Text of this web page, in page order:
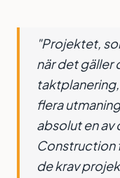
"Projektet,
när det gäller
flera
absolut en av
Construction
de krav